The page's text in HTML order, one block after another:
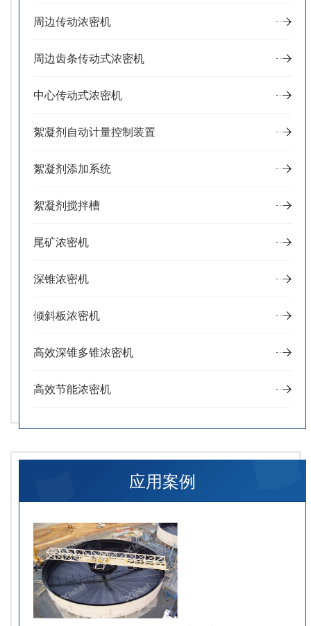
周边传动浓密机
周边齿条传动式浓密机
中心传动式浓密机
絮凝剂自动计量控制装置
絮凝剂添加系统
絮凝剂搅拌槽
尾矿浓密机
深锥浓密机
倾斜板浓密机
高效深锥多锥浓密机
高效节能浓密机
应用案例